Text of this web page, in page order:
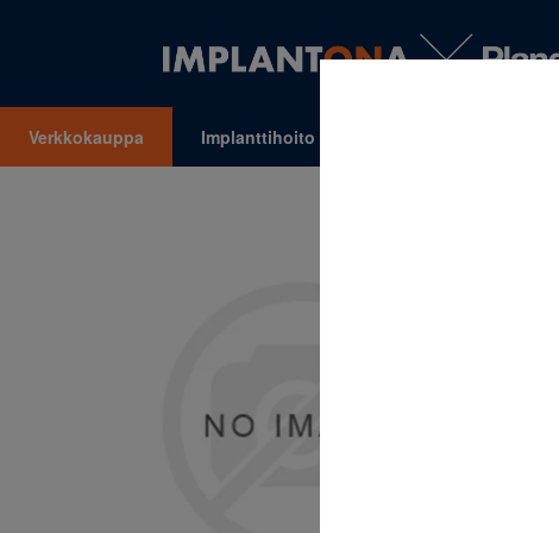
Verkkokauppa Implanttihoito